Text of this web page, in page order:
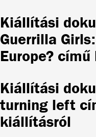
Kiállítási
Guerrilla
Europe?
Kiállítási
turning left
kiállításról